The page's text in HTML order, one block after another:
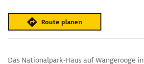
Route planen
Das Nationalpark-Haus auf Wangerooge